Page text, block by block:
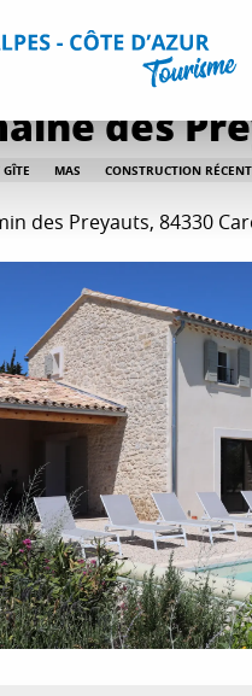
Hébergements
des
MAS CONSTRUCTION
des Preyauts, 84330